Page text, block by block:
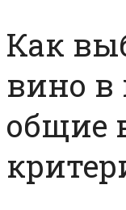
Как
вино в
общие